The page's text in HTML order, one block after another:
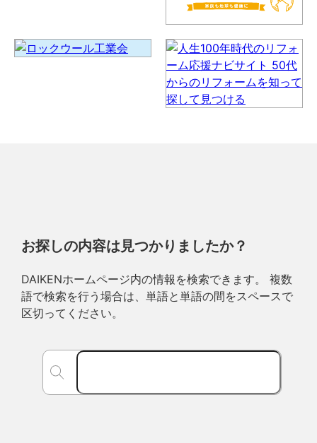
お探しの内容は見つかりましたか？
DAIKENホームページ内の情報を検索できます。 複数
語で検索を行う場合は、単語と単語の間をスペースで
区切ってください。